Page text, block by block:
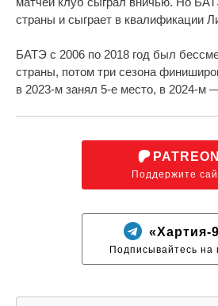
страны и сыграет в квалификации
БАТЭ с 2006 по 2018 год был
страны, потом три сезона
в 2023‑м занял 5‑е место, в
PATREON
Поддержите
«Хартия-
Подписывайтесь на